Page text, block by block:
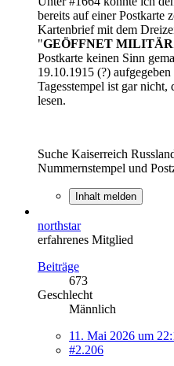
bereits auf einer Postkarte
Kartenbrief mit dem
"GEÖFFNET
Postkarte keinen Sinn
19.10.1915 (?)
Tagesstempel ist gar nicht,
lesen.
Suche Kaiserreich
Nummernstempel und
Inhalt melden
northstar
erfahrenes Mitglied
Beiträge
673
Geschlecht
Männlich
11. Mai 2026 um
#2.206